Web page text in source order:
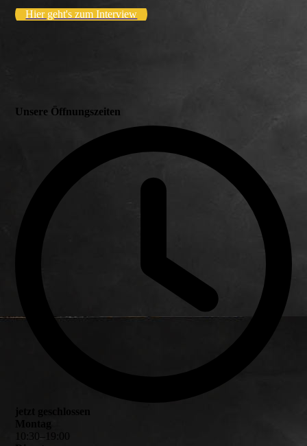
Hier geht's zum Interview
Unsere Öffnungszeiten
30–